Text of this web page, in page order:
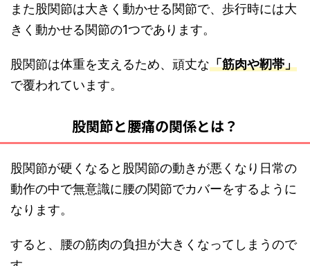
また股関節は大きく動かせる関節で、歩行時には大
きく動かせる関節の1つであります。
股関節は体重を支えるため、頑丈な「筋肉や靭帯」
で覆われています。
股関節と腰痛の関係とは？
股関節が硬くなると股関節の動きが悪くなり日常の
動作の中で無意識に腰の関節でカバーをするように
なります。
すると、腰の筋肉の負担が大きくなってしまうので